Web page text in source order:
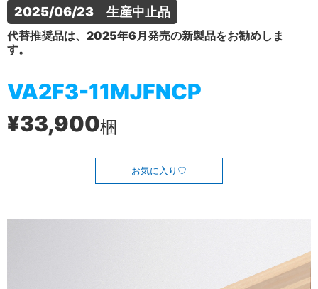
2025/06/23　生産中止品
代替推奨品は、2025年6月発売の新製品をお勧めしま
す。
VA2F3-11MJFNCP
¥33,900梱
お気に入り